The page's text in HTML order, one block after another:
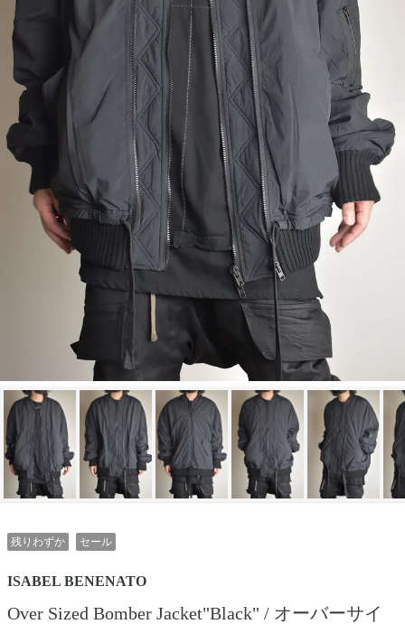
残りわずか セール
ISABEL BENENATO
Over Sized Bomber Jacket"Black" / オーバーサイ